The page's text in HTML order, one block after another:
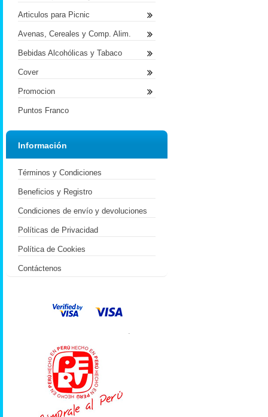
Articulos para Picnic
Avenas, Cereales y Comp. Alim.
Bebidas Alcohólicas y Tabaco
Cover
Promocion
Puntos Franco
Información
Términos y Condiciones
Beneficios y Registro
Condiciones de envío y devoluciones
Políticas de Privacidad
Política de Cookies
Contáctenos
.